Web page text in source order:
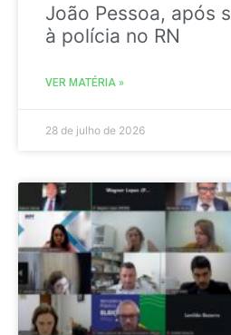
João Pessoa, após
à polícia no RN
VER MATÉRIA »
28 de julho de 2026